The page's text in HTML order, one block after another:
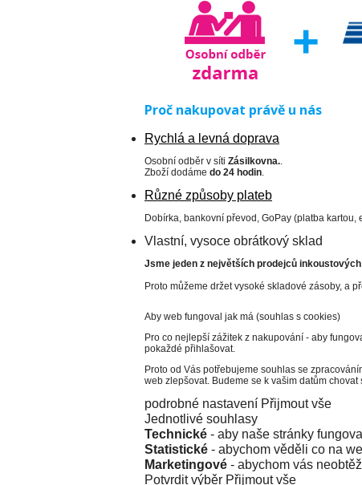
Proč nakupovat právě u nás
Rychlá a levná doprava
Osobní odběr v síti Zásilkovna..
Zboží dodáme do 24 hodin.
Různé způsoby plateb
Dobírka, bankovní převod, GoPay (platba
Vlastní, vysoce obrátkový sklad
Jsme jeden z největších prodejců
Proto můžeme držet vysoké skladové zásoby, a
Aby web fungoval jak má (souhlas s cookies)
Pro co nejlepší zážitek z nakupování - aby
pokaždé přihlašovat.
Proto od Vás potřebujeme souhlas se
web zlepšovat. Budeme se k vašim datům chovat
podrobné nastavení Přijmout vše
Jednotlivé souhlasy
Technické - aby naše stránky
Statistické - abychom věděli co na
Marketingové - abychom vás
Potvrdit výběr Přijmout vše